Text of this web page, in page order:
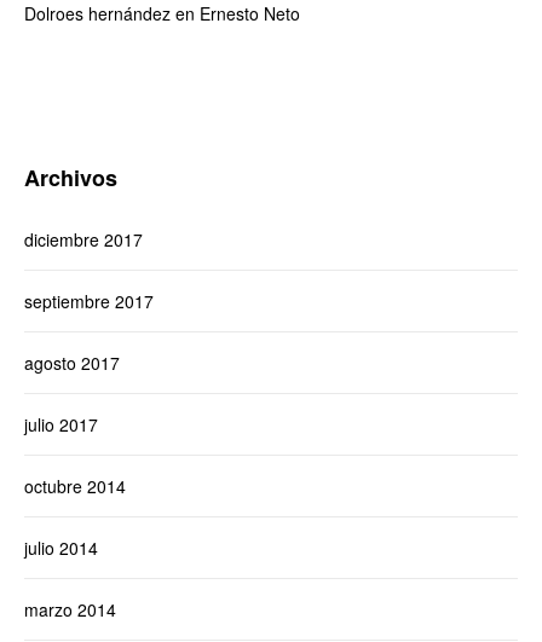
Dolroes hernández en Ernesto Neto
Archivos
diciembre 2017
septiembre 2017
agosto 2017
julio 2017
octubre 2014
julio 2014
marzo 2014